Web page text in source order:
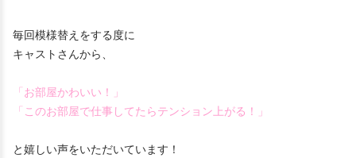
毎回模様替えをする度に
キャストさんから、
「お部屋かわいい！」
「このお部屋で仕事してたらテンション上がる！」
と嬉しい声をいただいています！